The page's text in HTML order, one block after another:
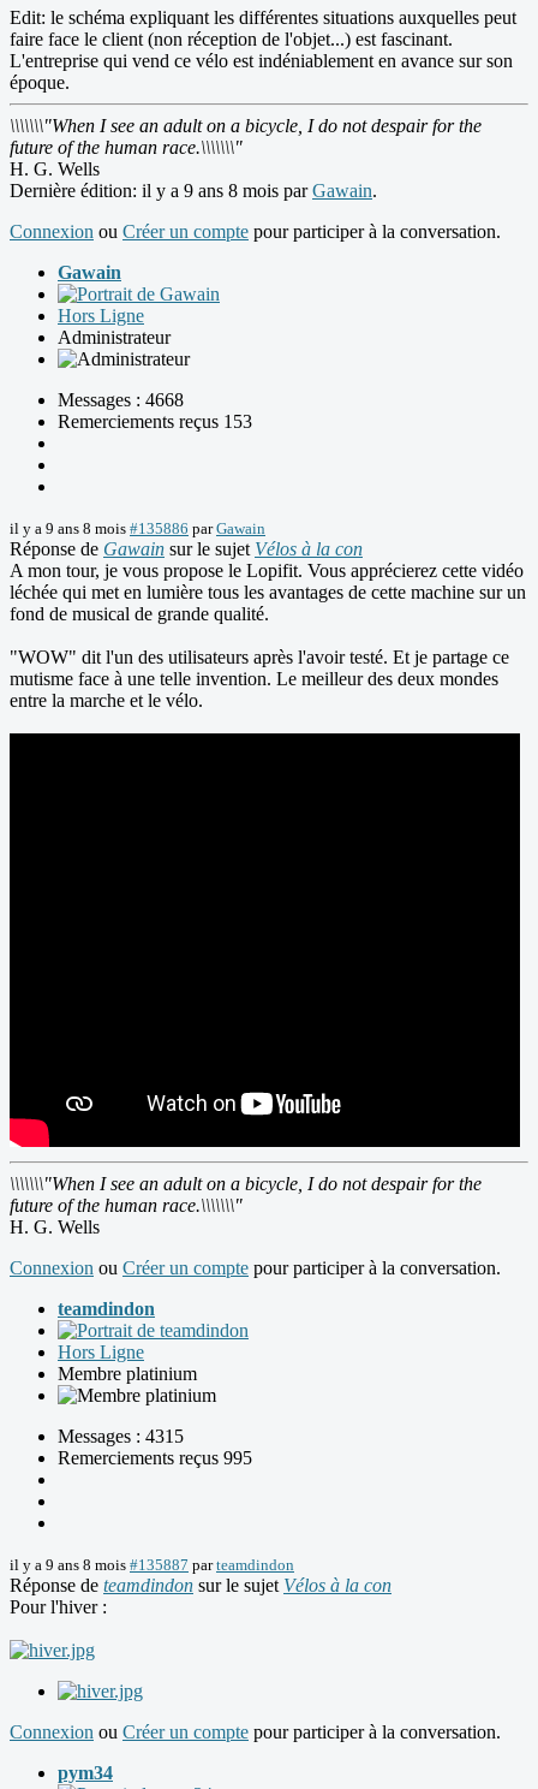
Edit: le schéma expliquant les différentes situations auxquelles peut
faire face le client (non réception de l'objet...) est fascinant.
L'entreprise qui vend ce vélo est indéniablement en avance sur son
époque.
\\\\\\\"When I see an adult on a bicycle, I do not despair for the
future of the human race.\\\\\\\"
H. G. Wells
Dernière édition: il y a 9 ans 8 mois parGawain.
Connexion ou Créer un compte pour participer à la conversation.
Gawain
Hors Ligne
Administrateur
Messages : 4668
Remerciements reçus 153
il y a 9 ans 8 mois #135886 parGawain
Réponse de Gawain sur le sujet Vélos à la con
A mon tour, je vous propose le Lopifit. Vous apprécierez cette vidéo
léchée qui met en lumière tous les avantages de cette machine sur un
fond de musical de grande qualité.
"WOW" dit l'un des utilisateurs après l'avoir testé. Et je partage ce
mutisme face à une telle invention. Le meilleur des deux mondes
entre la marche et le vélo.
\\\\\\\"When I see an adult on a bicycle, I do not despair for the
future of the human race.\\\\\\\"
H. G. Wells
Connexion ou Créer un compte pour participer à la conversation.
teamdindon
Hors Ligne
Membre platinium
Messages : 4315
Remerciements reçus 995
il y a 9 ans 8 mois #135887 parteamdindon
Réponse de teamdindon sur le sujet Vélos à la con
Pour l'hiver :
Connexion ou Créer un compte pour participer à la conversation.
pym34